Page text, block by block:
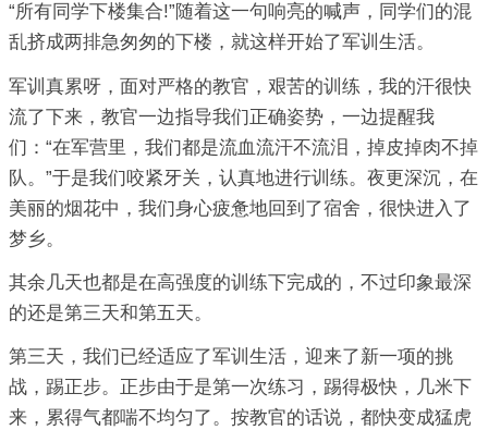
“所有同学下楼集合!”随着这一句响亮的喊声，同学们的混
乱挤成两排急匆匆的下楼，就这样开始了军训生活。
军训真累呀，面对严格的教官，艰苦的训练，我的汗很快
流了下来，教官一边指导我们正确姿势，一边提醒我
们：“在军营里，我们都是流血流汗不流泪，掉皮掉肉不掉
队。”于是我们咬紧牙关，认真地进行训练。夜更深沉，在
美丽的烟花中，我们身心疲惫地回到了宿舍，很快进入了
梦乡。
其余几天也都是在高强度的训练下完成的，不过印象最深
的还是第三天和第五天。
第三天，我们已经适应了军训生活，迎来了新一项的挑
战，踢正步。正步由于是第一次练习，踢得极快，几米下
来，累得气都喘不均匀了。按教官的话说，都快变成猛虎